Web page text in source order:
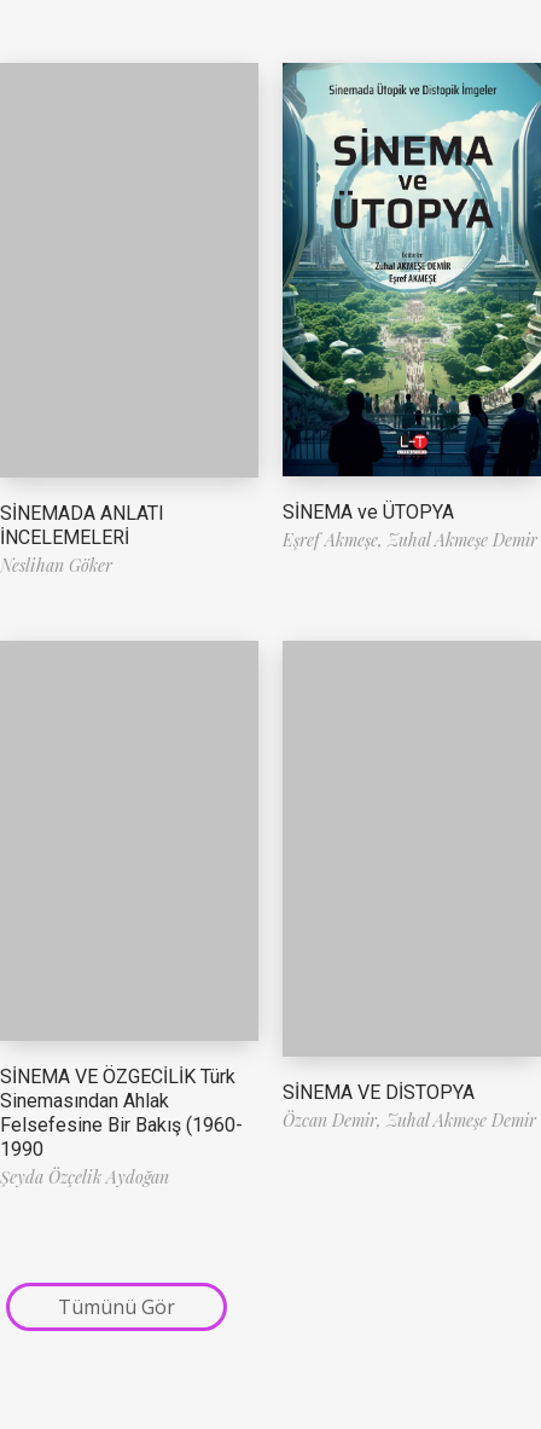
SİNEMADA ANLATI
İNCELEMELERİ
Neslihan Göker
SİNEMA ve ÜTOPYA
Eşref Akmeşe, Zuhal Akmeşe Demir
SİNEMA VE ÖZGECİLİK Türk
Sinemasından Ahlak
Felsefesine Bir Bakış (1960-
1990
Şeyda Özçelik Aydoğan
SİNEMA VE DİSTOPYA
Özcan Demir, Zuhal Akmeşe Demir
Tümünü Gör